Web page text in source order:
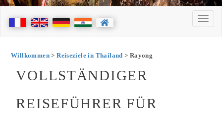
Willkommen>Reiseziele in Thailand > Rayong
VOLLSTÄNDIGER
REISEFÜHRER FÜR